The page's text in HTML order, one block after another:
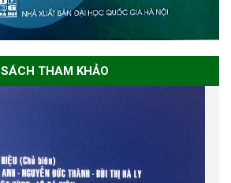
SÁCH THAM KHẢO